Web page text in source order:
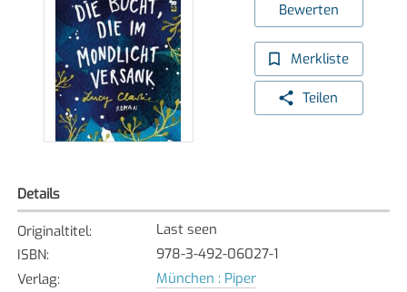
Bewerten
Merkliste
Teilen
Details
Originaltitel:
Last seen
ISBN:
978-3-492-06027-1
Verlag:
München : Piper